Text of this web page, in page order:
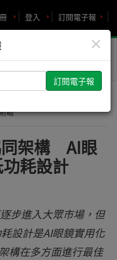
訂閱電子報
登入
Toggle
瞻
同架構 AI眼
耗設計
步進入大眾市場，但
設計是AI眼鏡實用化
構在多方面進行最佳
×